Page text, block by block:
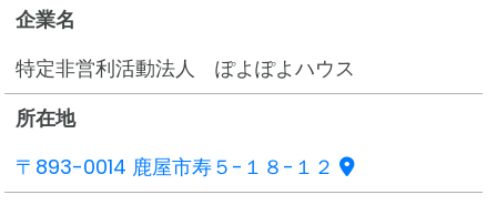
企業名
特定非営利活動法人 ぽよぽよハウス
所在地
〒893-0014 鹿屋市寿５-１８-１２